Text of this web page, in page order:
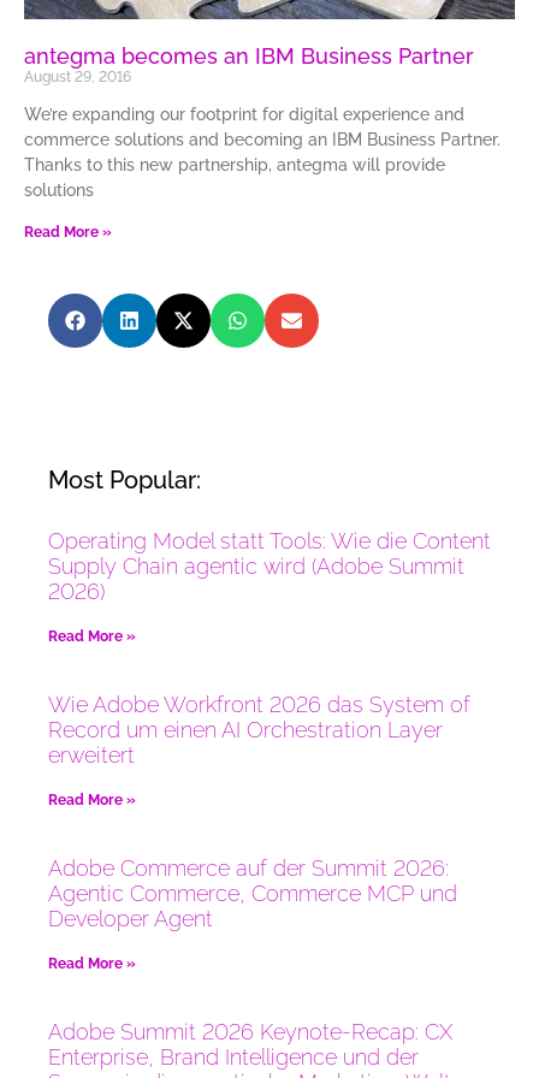
antegma becomes an IBM Business Partner
August 29, 2016
We’re expanding our footprint for digital experience and
commerce solutions and becoming an IBM Business Partner.
Thanks to this new partnership, antegma will provide
solutions
Read More »
Most Popular:
Operating Model statt Tools: Wie die Content
Supply Chain agentic wird (Adobe Summit
2026)
Read More »
Wie Adobe Workfront 2026 das System of
Record um einen AI Orchestration Layer
erweitert
Read More »
Adobe Commerce auf der Summit 2026:
Agentic Commerce, Commerce MCP und
Developer Agent
Read More »
Adobe Summit 2026 Keynote-Recap: CX
Enterprise, Brand Intelligence und der